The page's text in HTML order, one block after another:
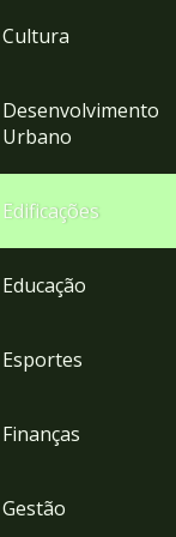
Cultura
Desenvolvimento
Urbano
Edificações
Educação
Esportes
Finanças
Gestão